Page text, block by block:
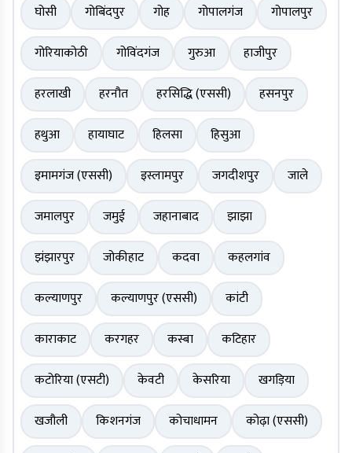
घोसी
गोबिंदपुर गोह गोपालगंज
गोपालपुर
गोरियाकोठी
गोविंदगंज गुरुआ
हाजीपुर
हरलाखी
हरनौत हरसिद्धि (एससी)
हसनपुर
हथुआ
हायाघाट हिलसा
हिसुआ
इमामगंज (एससी)
इस्लामपुर जगदीशपुर
जाले
जमालपुर
जमुई जहानाबाद
झाझा
झंझारपुर
जोकीहाट कदवा
कहलगांव
कल्याणपुर
कल्याणपुर (एससी)
कांटी
काराकाट
करगहर कस्बा
कटिहार
कटोरिया (एसटी)
केवटी केसरिया
खगड़िया
खजौली
किशनगंज कोचाधामन
कोढ़ा (एससी)